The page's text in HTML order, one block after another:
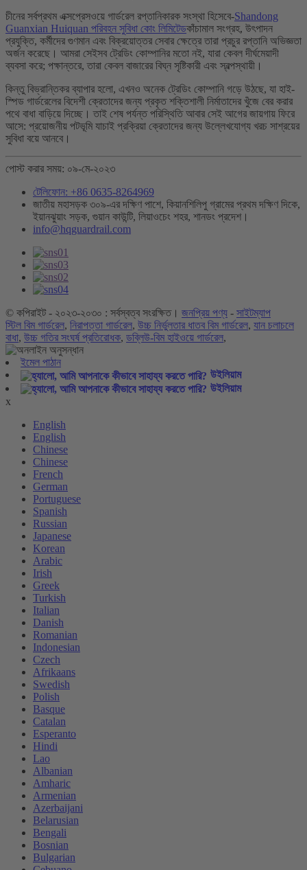
চীনের সর্বপ্রথম এক্সপ্রেসওয়ে গার্ডরেল রপ্তানিকারক সংস্থা হিসেবে-Shandong
Guanxian Huiquan পরিবহন সুবিধা কোং লিমিটেডকাঁচামাল সংগ্রহ, উৎপাদন
প্রযুক্তি, কর্মীদের গুণমান এবং বিক্রয়োত্তর সেবার ক্ষেত্রে তারা প্রচুর রপ্তানি অভিজ্ঞতা
অর্জন করেছে। আমরা সেইসব ট্রেডিং কোম্পানির মতো নই, যারা কেবল দীর্ঘমেয়াদী
ব্যবসা করে; পক্ষান্তরে, তারা কেবল বাজারের বিঘ্ন সৃষ্টিকারী এবং স্বল্পস্থায়ী।
কিন্তু বিভ্রান্তিকর ব্যাপার হলো, এখনও অনেক ট্রেডিং কোম্পানি গড়ে উঠছে, যা হাই-
স্পিড গার্ডরেলের বিদেশী ক্রেতাদের জন্য প্রকৃত শক্তিশালী নির্মাতাদের খুঁজে বের করার
পথে বাধা বাড়িয়ে দিচ্ছে। তাই শেষ পর্যন্ত পরিস্থিতি আবার সেই আগের জায়গায় ফিরে
আসে: প্রয়োজনীয় পটভূমি যাচাই প্রক্রিয়া ক্রেতাদের জন্য উল্লেখযোগ্য খরচ সাশ্রয়ের
সুবিধা বয়ে আনবে।
পোস্ট করার সময়: ০৯-মে-২০২৩
টেলিফোন: +86 0635-8264969
জাতীয় মহাসড়ক ৩০৯-এর দক্ষিণ পাশে, কিয়ানশিলিপু গ্রামের প্রথম দক্ষিণ দিকে,
ইয়ানঝুয়াং সড়ক, গুয়ান কাউন্টি, লিয়াওচেং শহর, শানডং প্রদেশ।
info@hqguardrail.com
© কপিরাইট - ২০২৩-২০৩০ : সর্বস্বত্ব সংরক্ষিত। জনপ্রিয় পণ্য - সাইটম্যাপ
স্টিল বিম গার্ডরেল, নিরাপত্তা গার্ডরেল, উচ্চ নির্ভুলতার ধাতব বিম গার্ডরেল, যান চলাচলে
বাধা, উচ্চ গতির সংঘর্ষ প্রতিরোধক, ডব্লিউ-বিম হাইওয়ে গার্ডরেল,
ইমেল পাঠান
উইলিয়াম
উইলিয়াম
x
English
English
Chinese
Chinese
French
German
Portuguese
Spanish
Russian
Japanese
Korean
Arabic
Irish
Greek
Turkish
Italian
Danish
Romanian
Indonesian
Czech
Afrikaans
Swedish
Polish
Basque
Catalan
Esperanto
Hindi
Lao
Albanian
Amharic
Armenian
Azerbaijani
Belarusian
Bengali
Bosnian
Bulgarian